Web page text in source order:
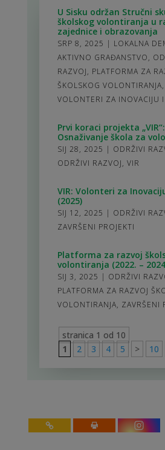
U Sisku održan Stručni
školskog volontiranja u
zajednice i obrazovanja
SRP 8, 2025 | LOKALNA
AKTIVNO GRAĐANSTVO,
RAZVOJ, PLATFORMA ZA
ŠKOLSKOG VOLONTIRANJA,
VOLONTERI ZA INOVACIJU I
Prvi koraci projekta „VIR“:
Osnaživanje škola za
SIJ 28, 2025 | ODRŽIVI
ODRŽIVI RAZVOJ, VIR
VIR: Volonteri za
(2025)
SIJ 12, 2025 | ODRŽIVI
ZAVRŠENI PROJEKTI
Platforma za razvoj
volontiranja (2022. –
SIJ 3, 2025 | ODRŽIVI
PLATFORMA ZA RAZVOJ
VOLONTIRANJA, ZAVRŠENI
stranica 1 od 10
1
2 3 4 5 > 10